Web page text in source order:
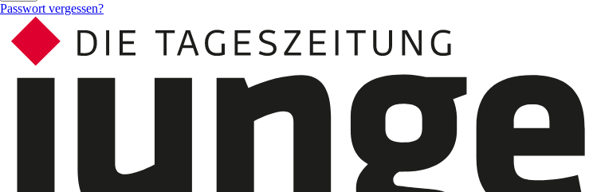
Passwort vergessen?